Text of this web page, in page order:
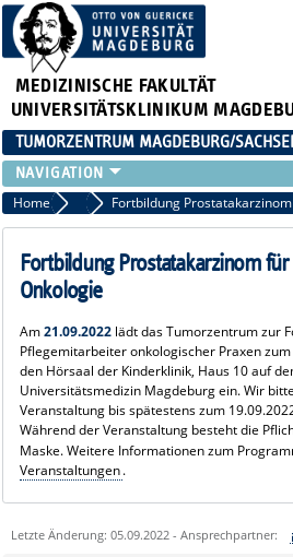
MEDIZINISCHE FAKULTÄT
UNIVERSITÄTSKLINIKUM
TUMORZENTRUM MAGDEBURG/
ÜBER UNS
TEAM
AKTUELLES
VERANSTALTUNGEN
ARBEITSGRUPPEN
KONTAKT
ANMELDUNG HÄMATOLOGISCHER
Home Aktuelles
Fortbildung Prostatakarzinom
Onkologie
Am21.09.2022lädt das Tumorzentrum zur
Pflegemitarbeiter onkologischer Praxen
den Hörsaal der Kinderklinik, Haus 10 auf
Universitätsmedizin Magdeburg ein. Wir
Veranstaltungbis spätestens zum
Während der Veranstaltung besteht die
Maske. Weitere Informationen zum
Veranstaltungen.
Letzte Änderung: 05.09.2022 - Ansprechpartner: